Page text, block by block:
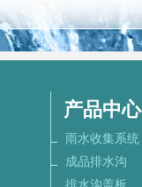
产品中心
雨水收集系统
成品排水沟